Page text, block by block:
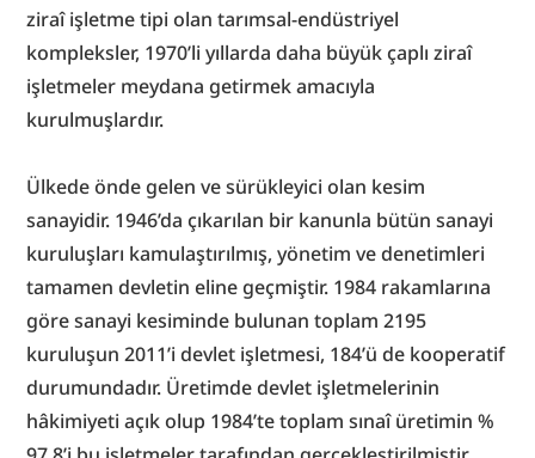
ziraî işletme tipi olan tarımsal-endüstriyel
kompleksler, 1970’li yıllarda daha büyük çaplı ziraî
işletmeler meydana getirmek amacıyla
kurulmuşlardır.
Ülkede önde gelen ve sürükleyici olan kesim
sanayidir. 1946’da çıkarılan bir kanunla bütün sanayi
kuruluşları kamulaştırılmış, yönetim ve denetimleri
tamamen devletin eline geçmiştir. 1984 rakamlarına
göre sanayi kesiminde bulunan toplam 2195
kuruluşun 2011’i devlet işletmesi, 184’ü de kooperatif
durumundadır. Üretimde devlet işletmelerinin
hâkimiyeti açık olup 1984’te toplam sınaî üretimin %